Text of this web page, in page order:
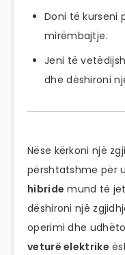
Doni të kurseni
mirëmbajtje.
Jeni të
dhe dëshironi
Nëse kërkoni një
përshtatshme për
hibride mund të
dëshironi një
operimi dhe
veturë elektrike